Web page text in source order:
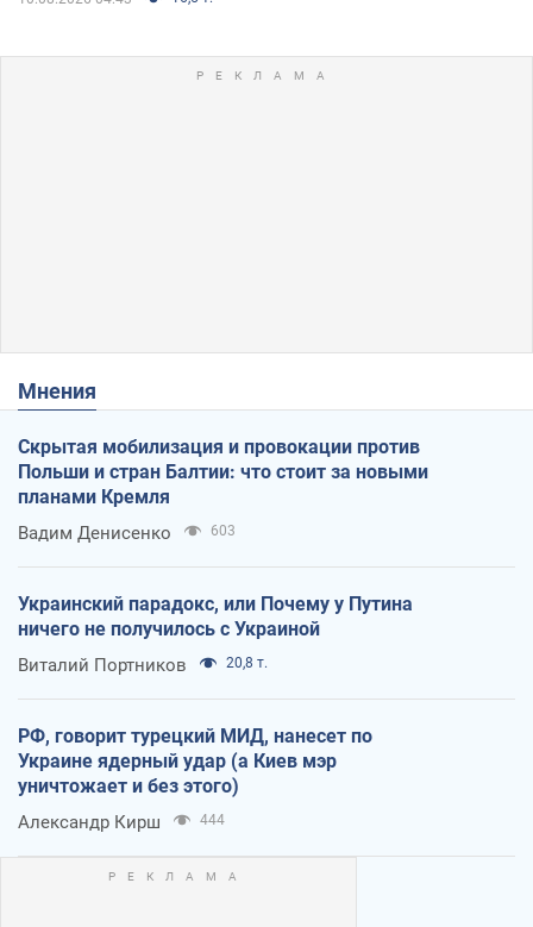
Мнения
Скрытая мобилизация и провокации против
Польши и стран Балтии: что стоит за новыми
планами Кремля
Вадим Денисенко 603
Украинский парадокс, или Почему у Путина
ничего не получилось с Украиной
Виталий Портников 20,8 т.
РФ, говорит турецкий МИД, нанесет по
Украине ядерный удар (а Киев мэр
уничтожает и без этого)
Александр Кирш 444